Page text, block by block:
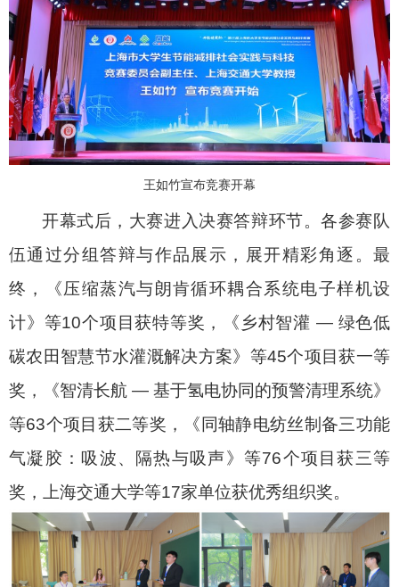
王如竹宣布竞赛开幕
开幕式后，大赛进入决赛答辩环节。各参赛队
伍通过分组答辩与作品展示，展开精彩角逐。最
终，《压缩蒸汽与朗肯循环耦合系统电子样机设
计》等10个项目获特等奖，《乡村智灌 — 绿色低
碳农田智慧节水灌溉解决方案》等45个项目获一等
奖，《智清长航 — 基于氢电协同的预警清理系统》
等63个项目获二等奖，《同轴静电纺丝制备三功能
气凝胶：吸波、隔热与吸声》等76个项目获三等
奖，上海交通大学等17家单位获优秀组织奖。